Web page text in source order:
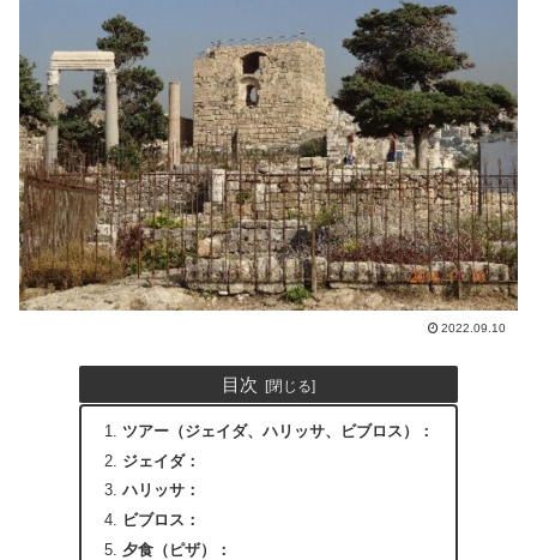
2022.09.10
目次
ツアー（ジェイダ、ハリッサ、ビブロス）：
ジェイダ：
ハリッサ：
ビブロス：
夕食（ピザ）：